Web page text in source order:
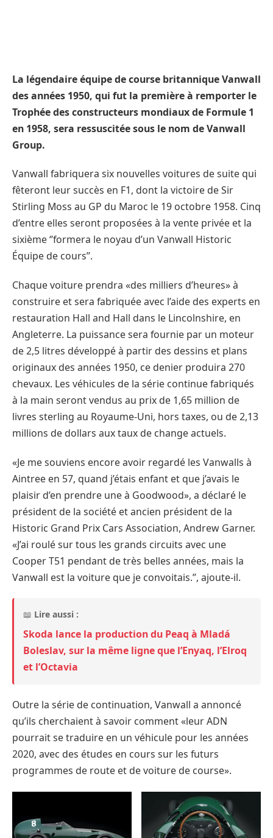
La légendaire équipe de course britannique Vanwall
des années 1950, qui fut la première à remporter le
Trophée des constructeurs mondiaux de Formule 1
en 1958, sera ressuscitée sous le nom de Vanwall
Group.
Vanwall fabriquera six nouvelles voitures de suite qui
fêteront leur succès en F1, dont la victoire de Sir
Stirling Moss au GP du Maroc le 19 octobre 1958. Cinq
d’entre elles seront proposées à la vente privée et la
sixième ‘’formera le noyau d’un Vanwall Historic
Équipe de cours’’.
Chaque voiture prendra «des milliers d’heures» à
construire et sera fabriquée avec l’aide des experts en
restauration Hall and Hall dans le Lincolnshire, en
Angleterre. La puissance sera fournie par un moteur
de 2,5 litres développé à partir des dessins et plans
originaux des années 1950, ce denier produira 270
chevaux. Les véhicules de la série continue fabriqués
à la main seront vendus au prix de 1,65 million de
livres sterling au Royaume-Uni, hors taxes, ou de 2,13
millions de dollars aux taux de change actuels.
«Je me souviens encore avoir regardé les Vanwalls à
Aintree en 57, quand j’étais enfant et que j’avais le
plaisir d’en prendre une à Goodwood», a déclaré le
président de la société et ancien président de la
Historic Grand Prix Cars Association, Andrew Garner.
«J’ai roulé sur tous les grands circuits avec une
Cooper T51 pendant de très belles années, mais la
Vanwall est la voiture que je convoitais.’’, ajoute-il.
📖 Lire aussi :
Skoda lance la production du Peaq à Mladá
Boleslav, sur la même ligne que l’Enyaq, l’Elroq
et l’Octavia
Outre la série de continuation, Vanwall a annoncé
qu’ils cherchaient à savoir comment «leur ADN
pourrait se traduire en un véhicule pour les années
2020, avec des études en cours sur les futurs
programmes de route et de voiture de course».